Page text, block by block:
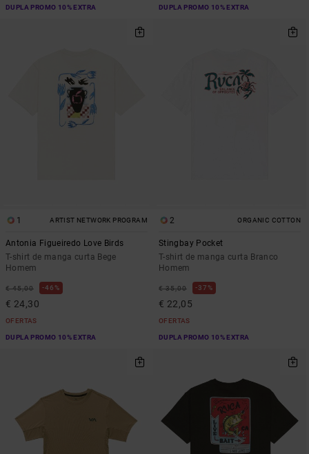
DUPLA PROMO 10% EXTRA DUPLA PROMO 10% EXTRA
1 ARTIST NETWORK PROGRAM
Antonia Figueiredo Love Birds
T-shirt de manga curta Bege
Homem
€ 45,00 46%
€ 24,30
OFERTAS
DUPLA PROMO 10% EXTRA
2 ORGANIC COTTON
Stingbay Pocket
T-shirt de manga curta Branco
Homem
€ 35,00 37%
€ 22,05
OFERTAS
DUPLA PROMO 10% EXTRA